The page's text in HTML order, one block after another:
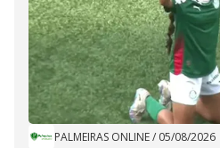
PALMEIRAS ONLINE/ 05/08/2026